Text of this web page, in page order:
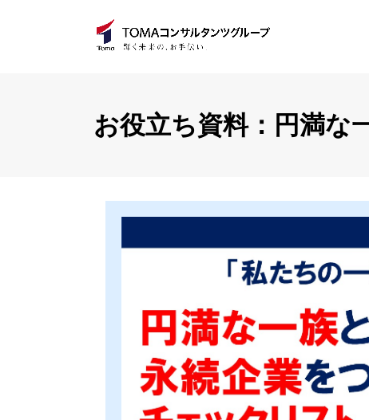
お役立ち資料：円満な